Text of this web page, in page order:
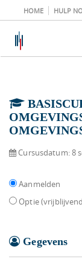
HOME HULP
Cursusdatum:8
Aanmelden
Optie
Gegevens